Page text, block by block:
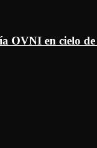
OVNI en cielo